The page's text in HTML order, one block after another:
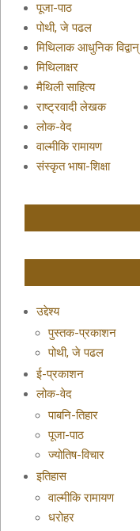
पूजा-पाठ
पोथी, जे पढल
मिथिलाक आधुनिक विद्वान्
मिथिलाक्षर
मैथिली साहित्य
राष्ट्रवादी लेखक
लोक-वेद
वाल्मीकि रामायण
संस्कृत भाषा-शिक्षा
उद्देश्य
पुस्तक-प्रकाशन
पोथी, जे पढल
ई-प्रकाशन
लोक-वेद
पाबनि-तिहार
पूजा-पाठ
ज्योतिष-विचार
इतिहास
वाल्मीकि रामायण
धरोहर